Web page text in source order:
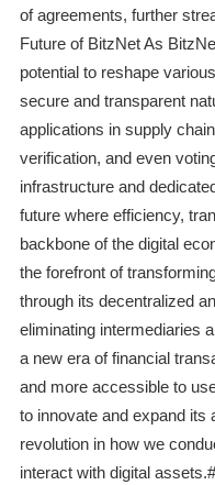
of agreements, further
Future of BitzNet As
potential to reshape
secure and transparent
applications in supply
verification, and even
infrastructure and
future where efficiency,
backbone of the digital
the forefront of
through its decentralized
eliminating intermediaries
a new era of financial
and more accessible to
to innovate and expand its
revolution in how we
interact with digital